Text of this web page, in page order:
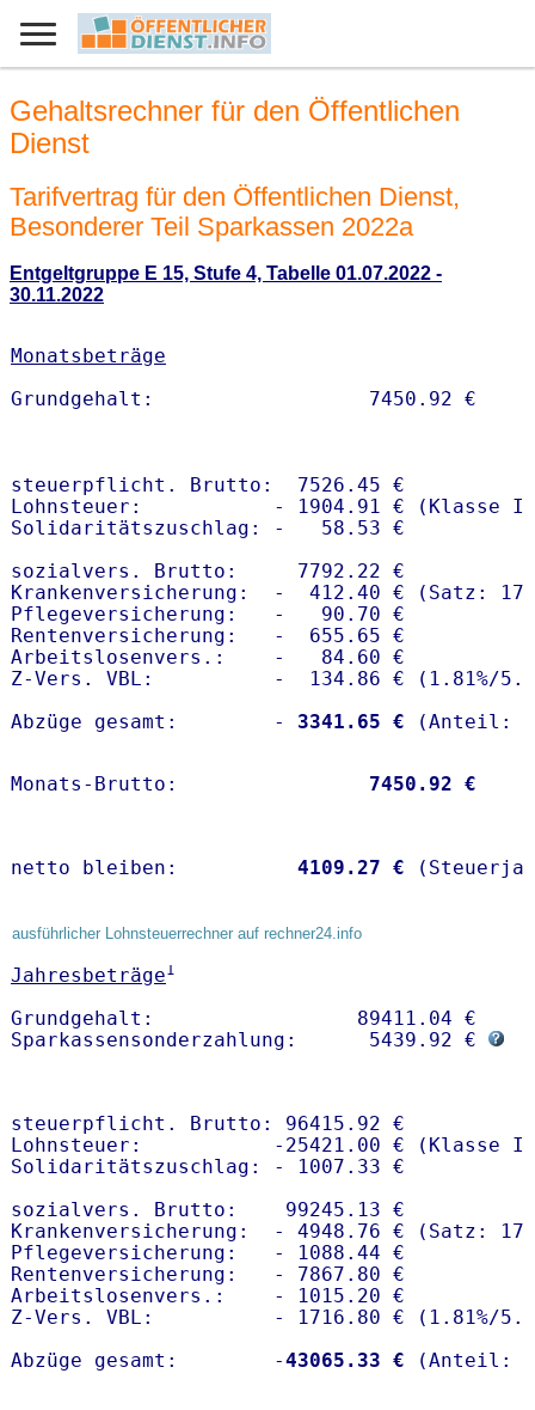
Gehaltsrechner für den Öffentlichen
Dienst
Tarifvertrag für den Öffentlichen Dienst,
Besonderer Teil Sparkassen 2022a
Entgeltgruppe E 15, Stufe 4, Tabelle 01.07.2022 -
30.11.2022
Monatsbeträge
steuerpflicht. Brutto:  7526.45 €
Lohnsteuer:           - 1904.91 € (Klasse I)
Solidaritätszuschlag: -   58.53 €
sozialvers. Brutto:     7792.22 €
Krankenversicherung:  -  412.40 € (Satz:
Pflegeversicherung:   -   90.70 €
Rentenversicherung:   -  655.65 €
Arbeitslosenvers.:    -   84.60 €
Z-Vers. VBL:          -  134.86 € ( 1.81%/
Abzüge gesamt:        -
3341.65 €
Monats-Brutto: 7450.92 €
netto bleiben: 4109.27 €
ausführlicher Lohnsteuerrechner auf rechner24.info
Jahresbeträge1
Grundgehalt:                 89411.04 €
Sparkassensonderzahlung:      5439.92 €
steuerpflicht. Brutto: 96415.92 €
Lohnsteuer:           -25421.00 € (Klasse I)
Solidaritätszuschlag: - 1007.33 €
sozialvers. Brutto:    99245.13 €
Krankenversicherung:  - 4948.76 € (Satz:
Pflegeversicherung:   - 1088.44 €
Rentenversicherung:   - 7867.80 €
Arbeitslosenvers.:    - 1015.20 €
Z-Vers. VBL:          - 1716.80 € ( 1.81%/
Abzüge gesamt:        -43065.33 €